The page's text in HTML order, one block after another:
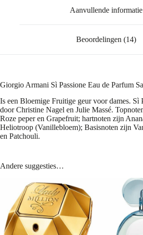
Aanvullende informatie
Beoordelingen (14)
Giorgio Armani Sì Passione Eau de Parfum
Is een Bloemige Fruitige geur voor dames. Sì
door Christine Nagel en Julie Massé.
Roze peper en Grapefruit; hartnoten zijn
Heliotroop (Vanillebloem); Basisnoten zijn
en Patchouli.
Andere suggesties…